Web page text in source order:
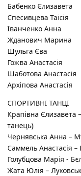
Бабенко Єлизавета
Спесивцева Таісія
Іванченко Анна
Жданович Марина
Шульга Єва
Гожва Анастасія
Шаботова Анастасія
Архіпова Анастасія
СПОРТИВНІ ТАНЦІ
Крапівна Єлизавета
танець)
Чернявська Анна –
Саммель Анастасія
Голубцова Марія -
Жата Юлія –